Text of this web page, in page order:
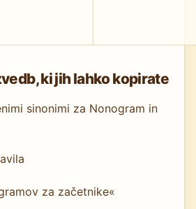
ki jih lahko kopirate
sinonimi za Nonogram in
za začetnike«